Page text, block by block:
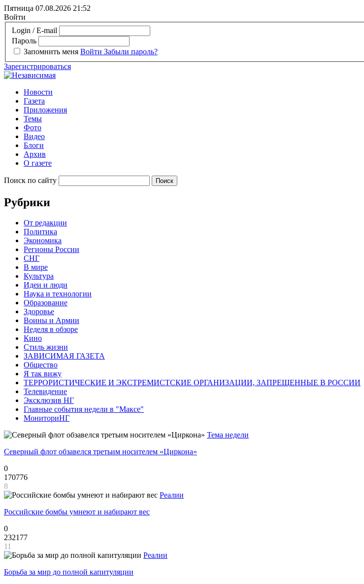
Пятница 07.08.2026 21:52
Войти
Login / E-mail
Пароль
Запомнить меня Войти Забыли пароль?
Зарегистрироваться
Новости
Газета
Приложения
Темы
Фото
Видео
Блоги
Архив
О газете
Поиск по сайту
Рубрики
От редакции
Политика
Экономика
Регионы России
СНГ
В мире
Культура
Идеи и люди
Наука и технологии
Образование
Здоровье
Воины и Армии
Неделя в обзоре
Кино
Стиль жизни
ЗАВИСИМАЯ ГАЗЕТА
Общество
Я так вижу
ТЕРРОРИСТИЧЕСКИЕ И ЭКСТРЕМИСТСКИЕ ОРГАНИЗАЦИИ, ЗАПРЕЩЕННЫЕ В РОССИИ
Телевидение
Эксклюзив НГ
Главные события недели в "Максе"
МониториНГ
Тема недели
Северный флот обзавелся третьим носителем «Циркона»
0
170776
8
Реалии
Российские бомбы умнеют и набирают вес
0
232177
11
Реалии
Борьба за мир до полной капитуляции